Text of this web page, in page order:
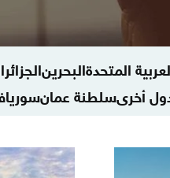
المتحدةالبحرينالجزائر
أخرىسلطنة عمانسوريا